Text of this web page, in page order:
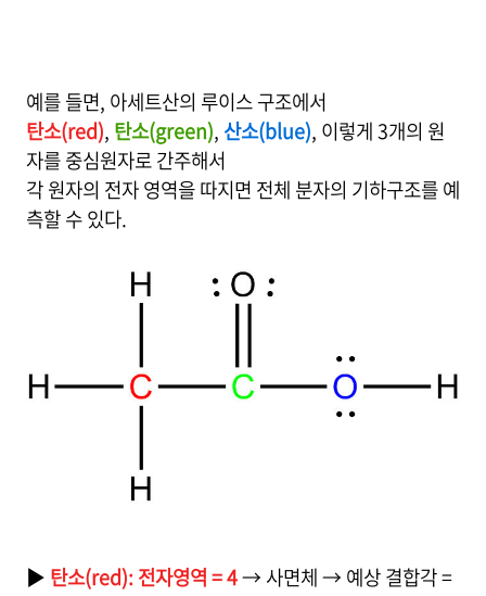
예를 들면, 아세트산의 루이스 구조에서
탄소(red), 탄소(green), 산소(blue), 이렇게 3개의 원
자를 중심원자로 간주해서
각 원자의 전자 영역을 따지면 전체 분자의 기하구조를 예
측할 수 있다.
▶ 탄소(red): 전자영역 = 4→ 사면체 → 예상 결합각 =